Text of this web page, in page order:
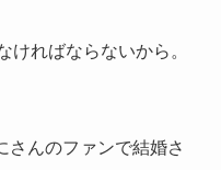
ければならないから。
さんのファンで結婚さ